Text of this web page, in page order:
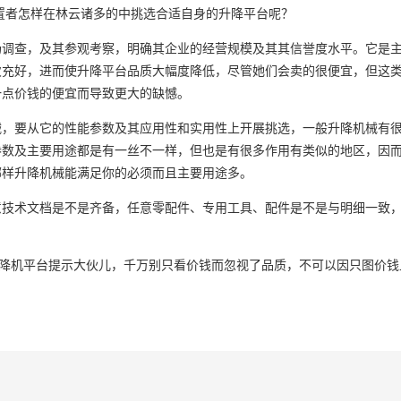
怎样在林云诸多的中挑选合适自身的升降平台呢？
查，及其参观考察，明确其企业的经营规模及其其信誉度水平。它是
好，进而使升降平台品质大幅度降低，尽管她们会卖的很便宜，但这
价钱的便宜而导致更大的缺憾。
要从它的性能参数及其应用性和实用性上开展挑选，一般升降机械有
及主要用途都是有一丝不一样，但也是有很多作用有类似的地区，因
升降机械能满足你的必须而且主要用途多。
术文档是不是齐备，任意零配件、专用工具、配件是不是与明细一致
机平台提示大伙儿，千万别只看价钱而忽视了品质，不可以因只图价